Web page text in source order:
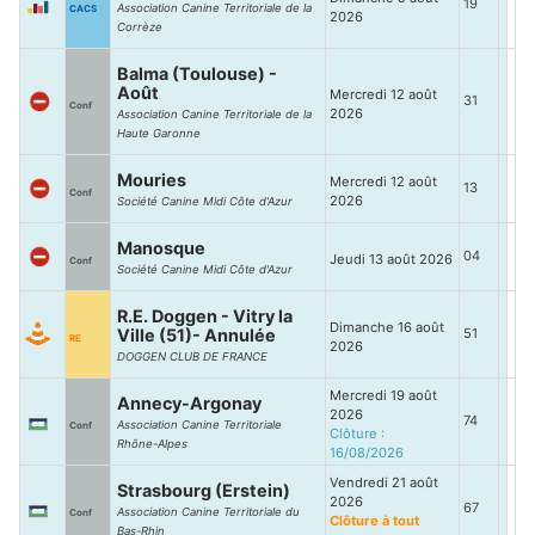
CACS
Association Canine Territoriale de la
Corrèze
2026
19
Conf
Balma (Toulouse) -
Août
Association Canine Territoriale de la
Haute Garonne
Mercredi 12 août
2026
31
Conf
Mouries
Société Canine Midi Côte d'Azur
Mercredi 12 août
2026
13
Conf
Manosque
Société Canine Midi Côte d'Azur
Jeudi 13 août 2026 04
RE
R.E. Doggen - Vitry la
Ville (51)- Annulée
DOGGEN CLUB DE FRANCE
Dimanche 16 août
2026
51
Conf
Annecy-Argonay
Association Canine Territoriale
Rhône-Alpes
Mercredi 19 août
2026
Clôture :
16/08/2026
74
Conf
Strasbourg (Erstein)
Association Canine Territoriale du
Bas-Rhin
Vendredi 21 août
2026
Clôture à tout
67